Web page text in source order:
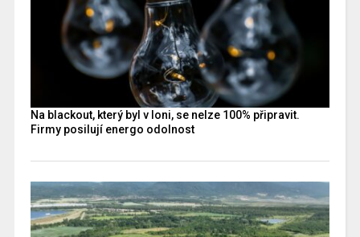
Na blackout, který byl v loni, se nelze 100% připravit.
Firmy posilují energo odolnost